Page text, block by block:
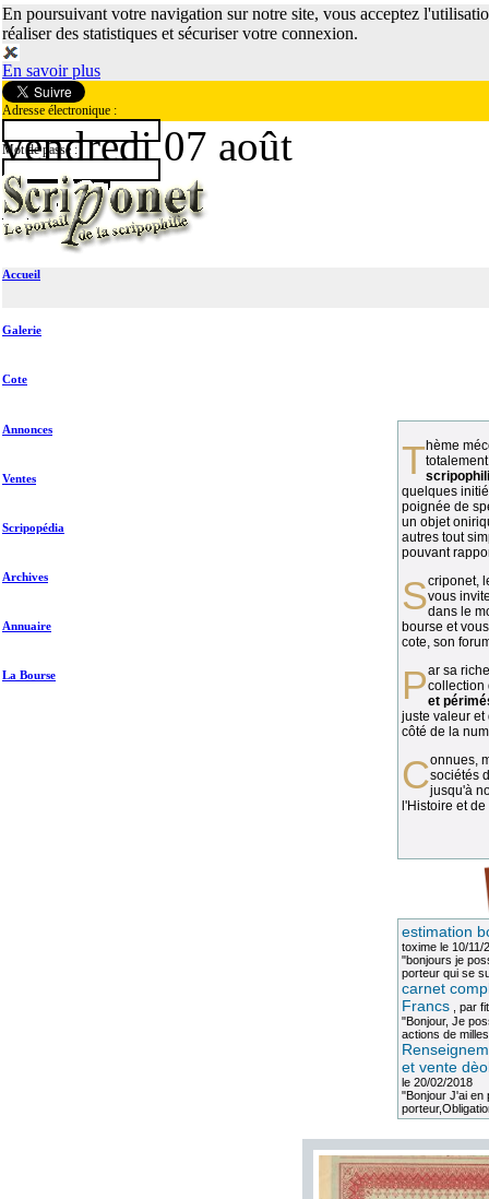
En poursuivant votre navigation sur notre site, vous acceptez
réaliser des statistiques et sécuriser votre connexion.
En savoir plus
Adresse électronique :
Mot de passe :
vendredi 07 août
Accueil
Galerie
Cote
Annonces
Ventes
Scripopédia
Archives
Annuaire
La Bourse
Thème méconnu des collectionneurs et
quelques
poignée de
un objet
autres tout
pouvant
vous
dans le
bourse et
cote, son
Par sa richesse et sa diversité, lacollection
et
juste valeur et
côté de la
Connues, méconnues, ou inconnues, lessociétés
jusqu'à
l'Histoire et
estimation
toximele 10/11/
"bonjours je
porteur qui se
carnet
Francs, par
"Bonjour, Je
actions de
et vente
le 20/02/2018
"Bonjour J'ai en